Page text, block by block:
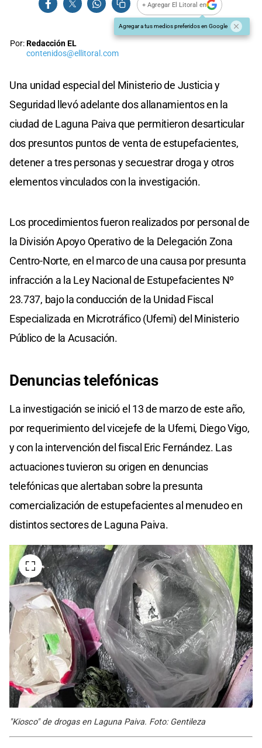
+ Agregar El Litoral en
Agregar a tus medios preferidos en Google
Por:Redacción EL
contenidos@ellitoral.com
Una unidad especial del Ministerio de Justicia y
Seguridad llevó adelante dos allanamientos en la
ciudad de Laguna Paiva que permitieron desarticular
dos presuntos puntos de venta de estupefacientes,
detener a tres personas y secuestrar droga y otros
elementos vinculados con la investigación.
Los procedimientos fueron realizados por personal de
la División Apoyo Operativo de la Delegación Zona
Centro-Norte, en el marco de una causa por presunta
infracción a la Ley Nacional de Estupefacientes Nº
23.737, bajo la conducción de la Unidad Fiscal
Especializada en Microtráfico (Ufemi) del Ministerio
Público de la Acusación.
Denuncias telefónicas
La investigación se inició el 13 de marzo de este año,
por requerimiento del vicejefe de la Ufemi, Diego Vigo,
y con la intervención del fiscal Eric Fernández. Las
actuaciones tuvieron su origen en denuncias
telefónicas que alertaban sobre la presunta
comercialización de estupefacientes al menudeo en
distintos sectores de Laguna Paiva.
"Kiosco" de drogas en Laguna Paiva. Foto: Gentileza